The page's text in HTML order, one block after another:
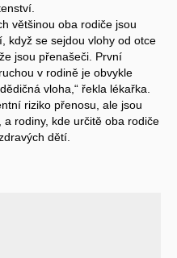
většinou oba rodiče jsou
když se sejdou vlohy od otce
jsou přenašeči. První
v rodině je obvykle
vloha,“ řekla lékařka.
riziko přenosu, ale jsou
rodiny, kde určitě oba rodiče
dětí.